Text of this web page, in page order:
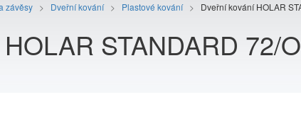
závěsy > Dveřní kování > Plastové kování > Dveřní kování HOLAR
STANDARD 72/